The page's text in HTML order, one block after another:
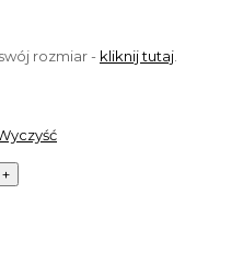
rozmiar - kliknij tutaj